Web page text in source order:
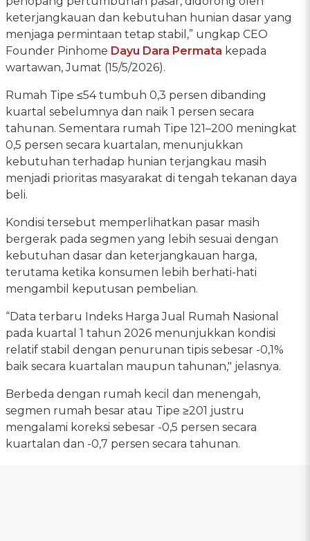
keterjangkauan dan kebutuhan hunian dasar yang
menjaga permintaan tetap stabil,” ungkap CEO
Founder Pinhome Dayu Dara Permata kepada
wartawan, Jumat (15/5/2026).
Rumah Tipe ≤54 tumbuh 0,3 persen dibanding
kuartal sebelumnya dan naik 1 persen secara
tahunan. Sementara rumah Tipe 121–200 meningkat
0,5 persen secara kuartalan, menunjukkan
kebutuhan terhadap hunian terjangkau masih
menjadi prioritas masyarakat di tengah tekanan daya
beli.
Kondisi tersebut memperlihatkan pasar masih
bergerak pada segmen yang lebih sesuai dengan
kebutuhan dasar dan keterjangkauan harga,
terutama ketika konsumen lebih berhati-hati
mengambil keputusan pembelian.
“Data terbaru Indeks Harga Jual Rumah Nasional
pada kuartal 1 tahun 2026 menunjukkan kondisi
relatif stabil dengan penurunan tipis sebesar -0,1%
baik secara kuartalan maupun tahunan," jelasnya.
Berbeda dengan rumah kecil dan menengah,
segmen rumah besar atau Tipe ≥201 justru
mengalami koreksi sebesar -0,5 persen secara
kuartalan dan -0,7 persen secara tahunan.